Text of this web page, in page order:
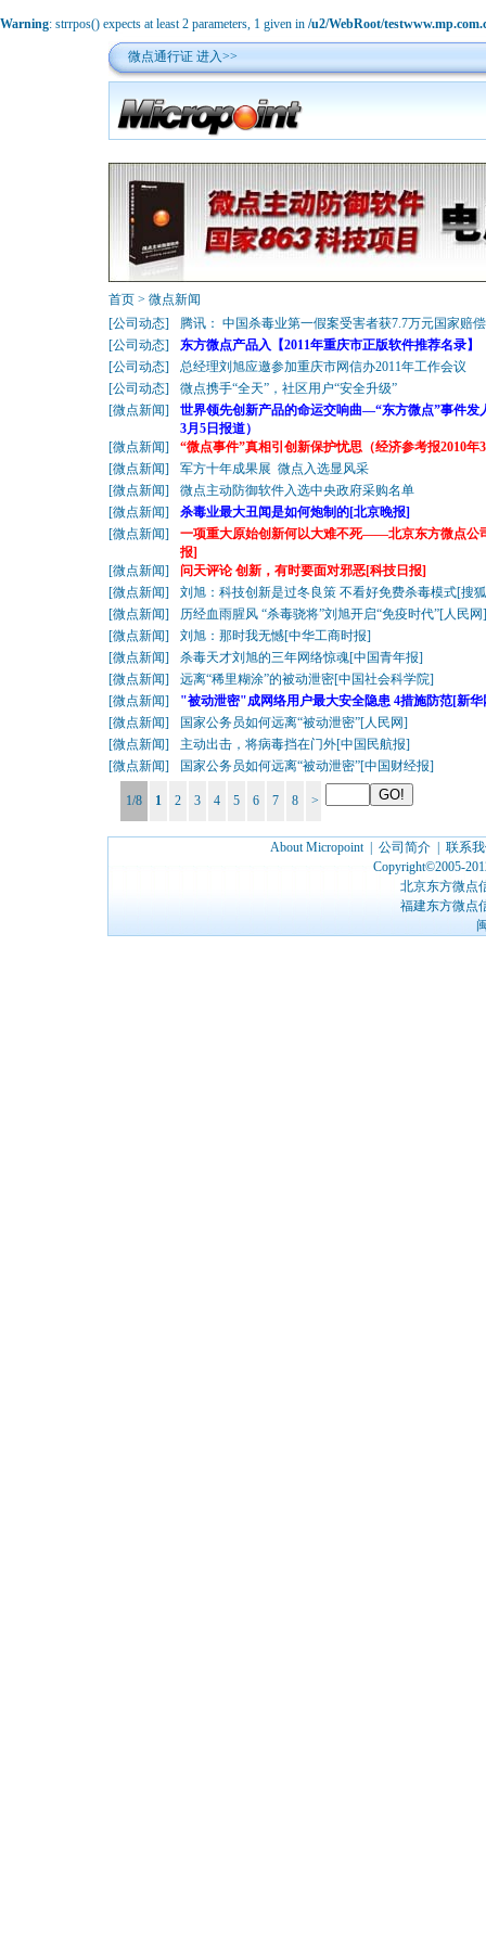
Warning: strrpos() expects at least 2 parameters, 1 given in /u2/WebRoot/
微点通行证 进入>>
首页 > 微点新闻
[公司动态]
腾讯： 中国杀毒业第一假案受害者获7.7万元国家赔
[公司动态]
东方微点产品入【2011年重庆市正版软件推荐名录】
[公司动态]
总经理刘旭应邀参加重庆市网信办2011年工作会议
[公司动态]
微点携手“全天”，社区用户“安全升级”
[微点新闻]
世界领先创新产品的命运交响曲—“东方微点”事件发
3月5日报道）
[微点新闻]
“微点事件”真相引创新保护忧思（经济参考报2010年
[微点新闻]
军方十年成果展 微点入选显风采
[微点新闻]
微点主动防御软件入选中央政府采购名单
[微点新闻]
杀毒业最大丑闻是如何炮制的[北京晚报]
[微点新闻]
一项重大原始创新何以大难不死——北京东方微点公
报]
[微点新闻]
问天评论 创新，有时要面对邪恶[科技日报]
[微点新闻]
刘旭：科技创新是过冬良策 不看好免费杀毒模式[搜
[微点新闻]
历经血雨腥风 “杀毒骁将”刘旭开启“免疫时代”[人民网]
[微点新闻]
刘旭：那时我无憾[中华工商时报]
[微点新闻]
杀毒天才刘旭的三年网络惊魂[中国青年报]
[微点新闻]
远离“稀里糊涂”的被动泄密[中国社会科学院]
[微点新闻]
"被动泄密"成网络用户最大安全隐患 4措施防范[新华
[微点新闻]
国家公务员如何远离“被动泄密”[人民网]
[微点新闻]
主动出击，将病毒挡在门外[中国民航报]
[微点新闻] 国家公务员如何远离“被动泄密”[中国财经报]
1/8 1 2 3 4 5 6 7 8 >
About Micropoint| 公司简介
联系
Copyright©2005-
北京东方微点
福建东方微点